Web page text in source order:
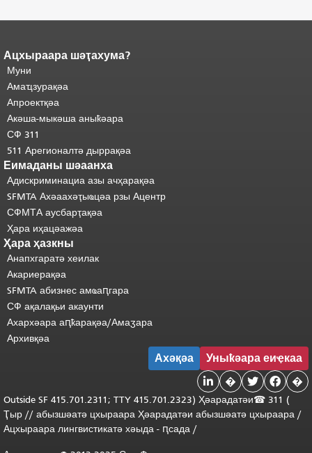
Ацхыраара шәҭахума?
Муни
Амаҵзурақәа
Апроектқәа
Акәша-мыкәша аныҟәара
СФ 311
511 Арегионалтә дыррақәа
Еимаданы шәаанха
Адискриминациа азы ачҳарақәа
SFMTA Ахәаахәҭыҩцәа рзы Ацентр
СФМТА аусбарҭақәа
Ҳара иҳацәажәа
Ҳара ҳазкны
Анапхгаратә хеилак
Акариерақәа
SFMTA абизнес амҩаԥгара
СФ ақалақьи акаунти
Ахархәара аԥҟарақәа/Амаӡара
Архивқәа
Уныҟәара еиҿкаа
Ахәқәа
�


�

☎ 311 (
Outside SF 415.701.2311; TTY 415.701.2323) Ҳәарадатәи
абызшәатә цхыраара /
Ҳәарадатәи
абызшәатә цхыраара
/
Ҭыр /
Ацхыраара лингвистикатә хәыда - ԥсада /